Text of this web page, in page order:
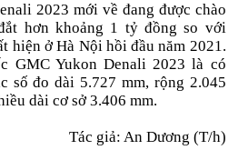
2023 mới về đang được chào
hơn khoảng 1 tỷ đồng so với
hiện ở Hà Nội hồi đầu năm 2021.
GMC Yukon Denali 2023 là có
số đo dài 5.727 mm, rộng 2.045
dài cơ sở 3.406 mm.
Tác giả: An Dương (T/h)